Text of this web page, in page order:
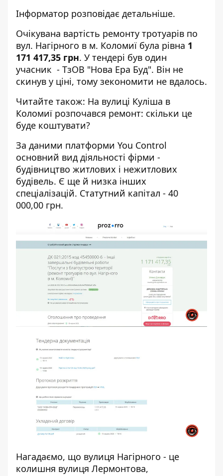
Інформатор розповідає детальніше.
Очікувана вартість ремонту тротуарів по
вул. Нагірного в м. Коломиї була рівна 1
171 417,35 грн. У тендері був один
учасник - ТзОВ "Нова Ера Буд". Він не
скинув у ціні, тому зекономити не вдалось.
Читайте також: На вулиці Куліша в
Коломиї розпочався ремонт: скільки це
буде коштувати?
За даними платформи You Control
основний вид діяльності фірми -
будівництво житлових і нежитлових
будівель. Є ще й низка інших
спеціалізацій. Статутний капітал - 40
000,00 грн.
Нагадаємо, що вулиця Нагірного - це
колишня вулиця Лермонтова,